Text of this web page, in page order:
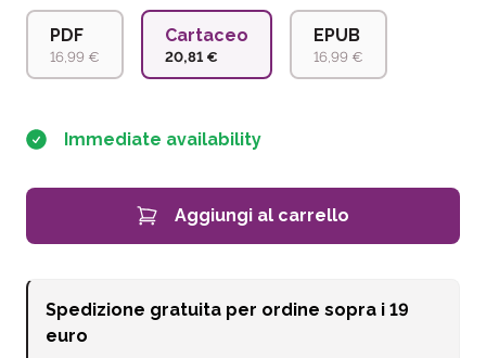
PDF
16,99 €
Cartaceo
20,81 €
EPUB
16,99 €
Immediate availability
Aggiungi al carrello
Spedizione gratuita per ordine sopra i 19
euro